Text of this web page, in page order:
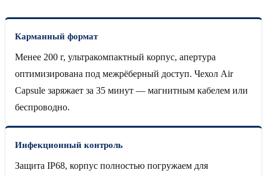
Карманный формат
Менее 200 г, ультракомпактный корпус, апертура
оптимизирована под межрёберный доступ. Чехол Air
Capsule заряжает за 35 минут — магнитным кабелем или
беспроводно.
Инфекционный контроль
Защита IP68, корпус полностью погружаем для